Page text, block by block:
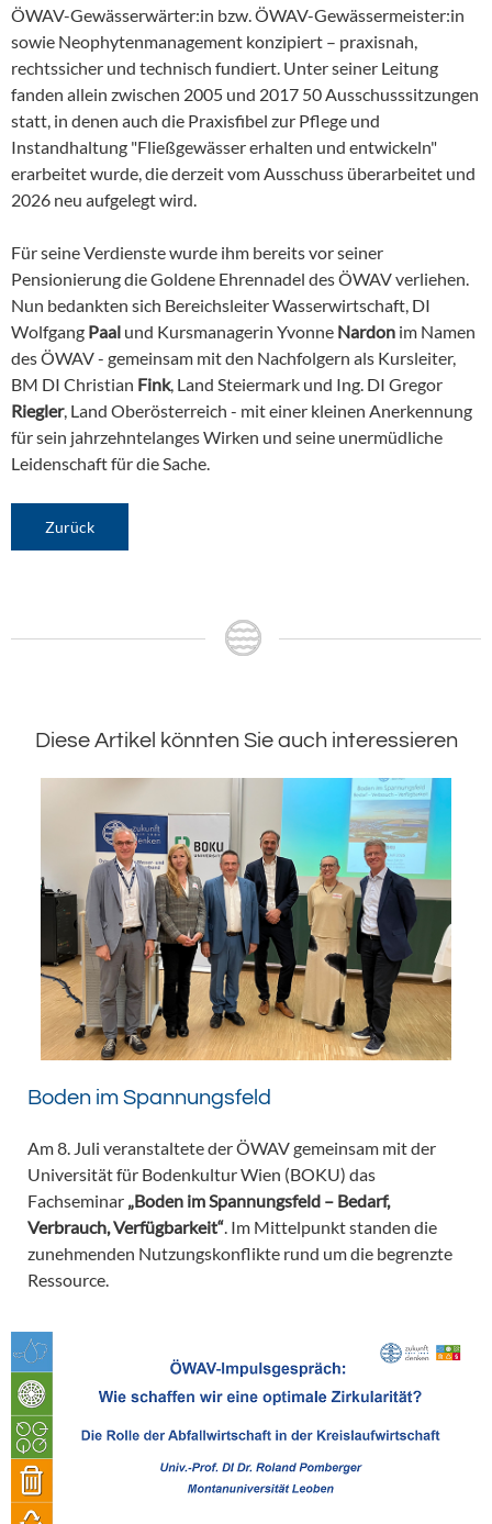
ÖWAV-Gewässerwärter:in bzw. ÖWAV-Gewässermeister:in
sowie Neophytenmanagement konzipiert – praxisnah,
rechtssicher und technisch fundiert. Unter seiner Leitung
fanden allein zwischen 2005 und 2017 50 Ausschusssitzungen
statt, in denen auch die Praxisfibel zur Pflege und
Instandhaltung "Fließgewässer erhalten und entwickeln"
erarbeitet wurde, die derzeit vom Ausschuss überarbeitet und
2026 neu aufgelegt wird.
Für seine Verdienste wurde ihm bereits vor seiner
Pensionierung die Goldene Ehrennadel des ÖWAV verliehen.
Nun bedankten sich Bereichsleiter Wasserwirtschaft, DI
Wolfgang Paal und Kursmanagerin Yvonne Nardon im Namen
des ÖWAV - gemeinsam mit den Nachfolgern als Kursleiter,
BM DI Christian Fink, Land Steiermark und Ing. DI Gregor
Riegler, Land Oberösterreich - mit einer kleinen Anerkennung
für sein jahrzehntelanges Wirken und seine unermüdliche
Leidenschaft für die Sache.
Zurück
Diese Artikel könnten Sie auch interessieren
Boden im Spannungsfeld
Am 8. Juli veranstaltete der ÖWAV gemeinsam mit der
Universität für Bodenkultur Wien (BOKU) das
Fachseminar „Boden im Spannungsfeld – Bedarf,
Verbrauch, Verfügbarkeit“ . Im Mittelpunkt standen die
zunehmenden Nutzungskonflikte rund um die begrenzte
Ressource.